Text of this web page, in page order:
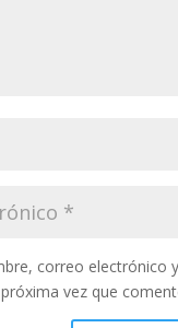
correo electrónico
vez que